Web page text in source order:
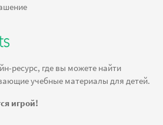
ресурс, где вы можете найти
учебные материалы для детей.
игрой!